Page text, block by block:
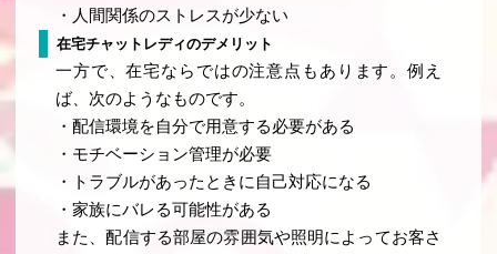
・人間関係のストレスが少ない
在宅チャットレディのデメリット
一方で、在宅ならではの注意点もあります。例え
ば、次のようなものです。
・配信環境を自分で用意する必要がある
・モチベーション管理が必要
・トラブルがあったときに自己対応になる
・家族にバレる可能性がある
また、配信する部屋の雰囲気や照明によってお客さ